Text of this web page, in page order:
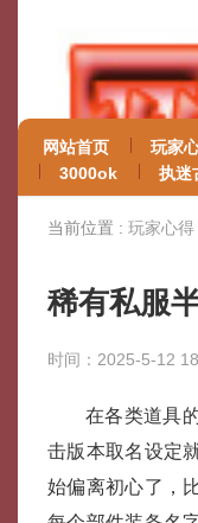
网站首页 玩家
3000ok
执迷
当前位置 : 玩家心得
稀有私服
时间：2025-5-12
在各类道具
击版本取名设定
始偏离初心了，